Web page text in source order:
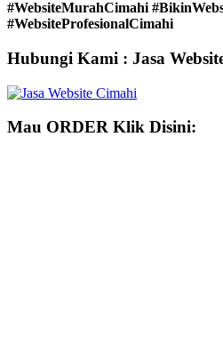
#WebsiteMurahCimahi
#WebsiteProfesionalCimahi
Hubungi Kami : Jasa
Mau ORDER Klik Disini: